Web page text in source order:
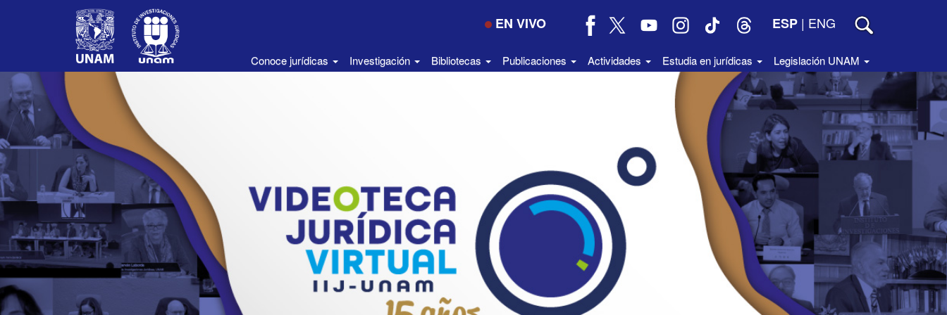
EN VIVO ESP | ENG
Conoce jurídicas Investigación Bibliotecas Publicaciones Actividades Estudia en jurídicas Legislación UNAM